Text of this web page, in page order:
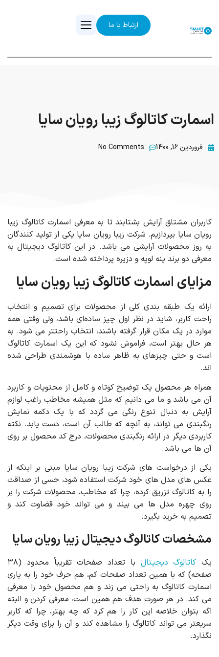
ارتباط با ما
اسمارت کاتالوگ زیبا رویان سایا
فروردین 16, 1400 No Comments
کاربران مشتاق آرایش بشتابند تا به معرفی اسمارت کاتالوگ زیبا
رویان سایا بپردازیم. شرکت زیبا رویان سایا یکی از تولید کنندگان
به روز محصولات آرایشی می باشد. در این کاتالوگ دیجیتال به
معرفی دو برند پنه لوپه و دزیره پرداخته شده است.
مزایای اسمارت کاتالوگ زیبا رویان سایا
ارائه یک طبقه بندی کلی از محصولات برای تصمیم و انتخاب
راحت کاربر، شاید در نظر اول چیز ساده‌ای باشد، ولی وقتی همه
موارد در یک مکان قرار گرفته باشند، انتخاب راحتتر می شود. به
هر حال بهتر است، فراموش نشود که این یک اسمارت کاتالوگ
است و حتی چیزهای به ظاهر ساده با هوشمندی طراحی شده
اند.
همراه هر محصول یک توضیح کوتاه و کامل از محتویات و کاربرد
آن می باشد و ما می دانیم که مثل همیشه مخاطب راغب لوازم
آرایش به دنبال تنوع رنگی می گردد که با یک دکمه نمایش
رنگبندی می تواند، به آنچه که طالب آن است، دست یابد. نکته
کاربردی دیگر در ارائه رنگبندی محصولات، درج کد محصول بر روی
آن ها می باشد.
یکی از درخواست های شرکت زیبا رویان سایا مبنی بر اینکه از
عکس های مدل های خود شرکت استفاده شود، حسی از صداقت
را به کاتالوگ تزریق کرده، چرا که مخاطب، محصولات شرکت را بر
روی چهره مدل ها می بیند و می تواند خود قضاوت کند و
تصمیم به خرید بگیرد.
مشخصات کاتالوگ دیجیتال زیبا رویان سایا
یک کاتالوگ دیجیتال
با تعداد صفحات تقریباً محدود (۳۸
صفحه) که با همین تعداد صفحات کم، هم حرف خود را به یاری
اسمارت کاتالوگ به راحتی می زند و هم محصول خود را معرفی
می کند. در هر صورت هدف هم همین است، معرفی کردن و البته
اگه بتوان خلاصه این کار را هم کرد که چه بهتر، چرا که کاربر
سریعتر می تواند کاتالوگ را مشاهده کند و آن را برای وقت دیگر
نگذارد.